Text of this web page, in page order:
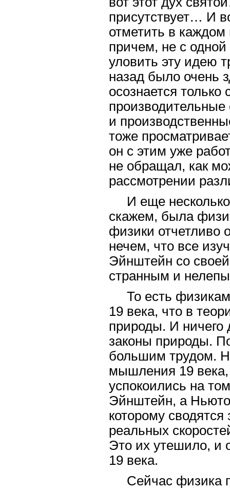
присутствует… И
отметить в
причем, не с
уловить эту идею
назад было очень
осознается
производительные
и
тоже
он с этим уже
не обращал, как
рассмотрении
И еще
скажем, была
физики отчетливо
нечем, что все
Эйнштейн со своей
странным и
То есть
19 века, что в
природы. И ничего
законы природы.
большим трудом.
мышления 19 века,
успокоились на
Эйнштейн, а
которому
реальных
Это их утешило, и
19 века.
Сейчас физика